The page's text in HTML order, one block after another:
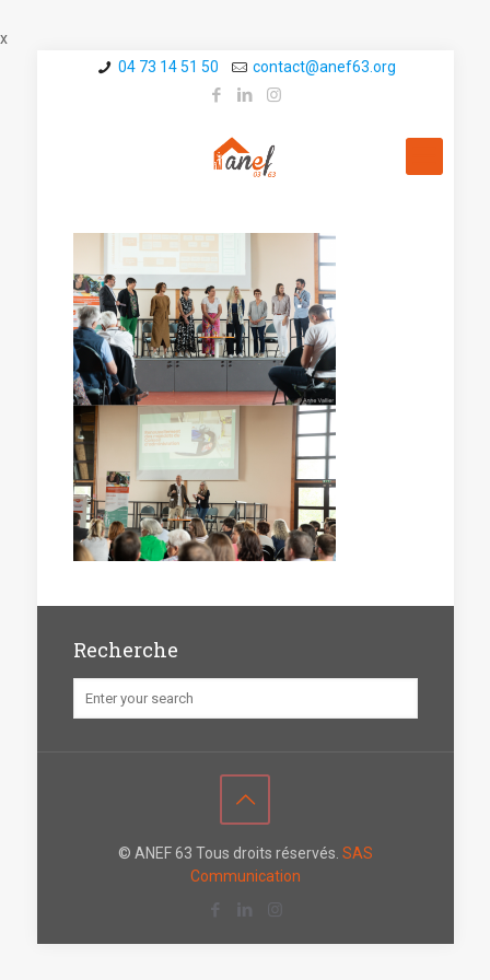
x
04 73 14 51 50
contact@a­nef63.org
Recherche
© ANEF 63 Tous droits réservés. SAS
Communication